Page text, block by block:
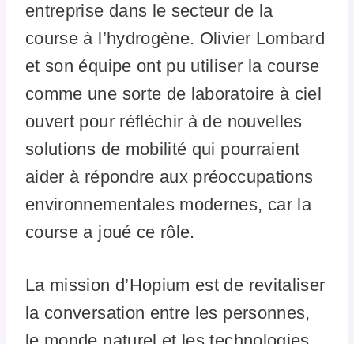
entreprise dans le secteur de la
course à l’hydrogène. Olivier Lombard
et son équipe ont pu utiliser la course
comme une sorte de laboratoire à ciel
ouvert pour réfléchir à de nouvelles
solutions de mobilité qui pourraient
aider à répondre aux préoccupations
environnementales modernes, car la
course a joué ce rôle.
La mission d’Hopium est de revitaliser
la conversation entre les personnes,